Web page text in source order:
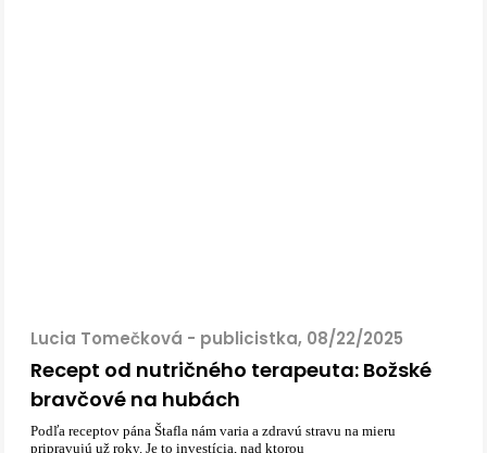
Lucia Tomečková - publicistka, 08/22/2025
Recept od nutričného terapeuta: Božské
bravčové na hubách
Podľa receptov pána Štafla nám varia a zdravú stravu na mieru
pripravujú už roky. Je to investícia, nad ktorou